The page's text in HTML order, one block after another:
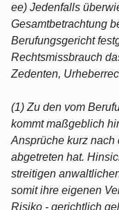
ee) Jedenfalls
Gesamtbetrachtung
Berufungsgericht
Rechtsmissbrauch
Zedenten,
(1) Zu den vom
kommt maßgeblich
Ansprüche kurz
abgetreten hat.
streitigen
somit ihre eigenen
Risiko - gerichtlich